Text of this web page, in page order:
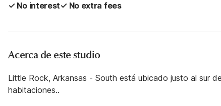
✓ No interest✓ No extra fees
Acerca de este studio
Little Rock, Arkansas - South está ubicado justo al sur
habitaciones..